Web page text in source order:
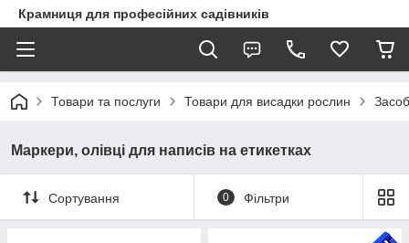
Крамниця для професійних садівників
Товари та послуги Товари для висадки рослин
Маркери, олівці для написів на етикетках
Сортування 0 Фільтри